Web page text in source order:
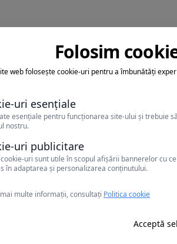
achita sejurul
Folosim
web folosește cookie-uri pentru a îmbunătăți
uri esențiale
esențiale pentru funcționarea site-ului și trebuie
nostru.
uri publicitare
uri sunt utile în scopul afișării bannerelor cu
în adaptarea și personalizarea conținutului.
multe informații, consultați Politica cookie
Acceptă